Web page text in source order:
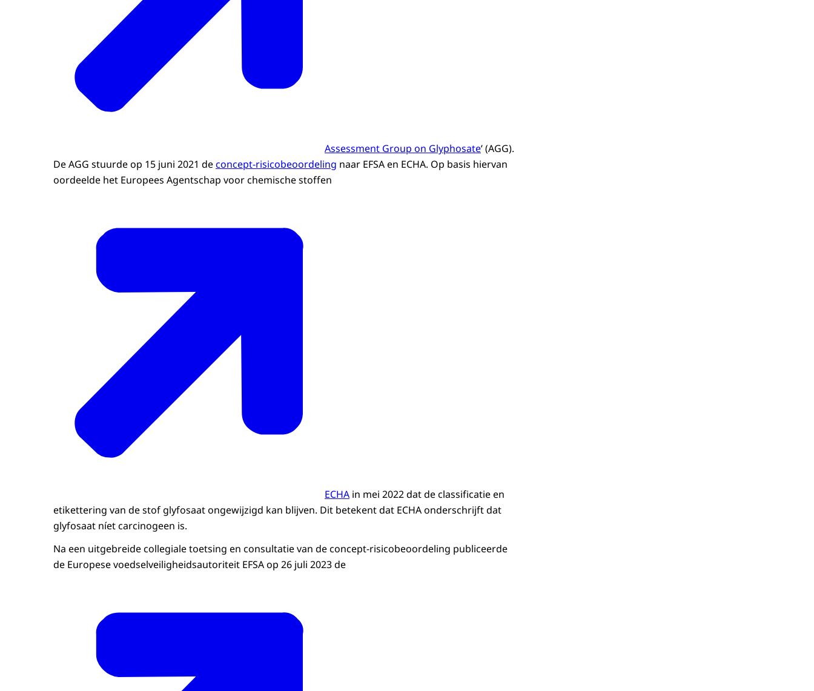
Assessment Group on Glyphosate’ (AGG).
De AGG stuurde op 15 juni 2021 deconcept-risicobeoordeling naar EFSA en ECHA. Op basis hiervan
oordeelde het Europees Agentschap voor chemische stoffen
ECHA in mei 2022 dat de classificatie en
etikettering van de stof glyfosaat ongewijzigd kan blijven. Dit betekent dat ECHA onderschrijft dat
glyfosaat níet carcinogeen is.
Na een uitgebreide collegiale toetsing en consultatie van de concept-risicobeoordeling publiceerde
de Europese voedselveiligheidsautoriteit EFSA op 26 juli 2023 de